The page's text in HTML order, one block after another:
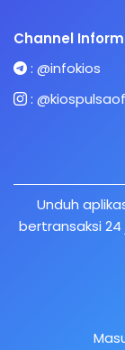
Channel
: @infokios
:
Unduh
bertransaksi